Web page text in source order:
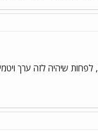
לפחות שיהיה לזה ערך